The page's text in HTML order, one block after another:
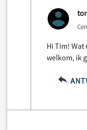
Hi Tim!
welkom, ik